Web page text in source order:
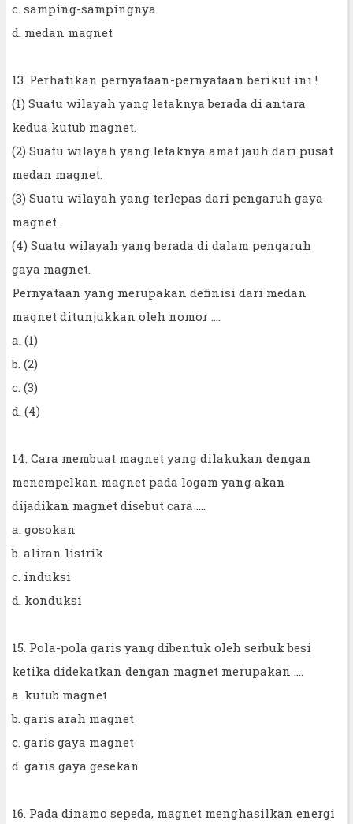
c. samping-sampingnya
d. medan magnet
13. Perhatikan pernyataan-pernyataan berikut ini !
(1) Suatu wilayah yang letaknya berada di antara
kedua kutub magnet.
(2) Suatu wilayah yang letaknya amat jauh dari pusat
medan magnet.
(3) Suatu wilayah yang terlepas dari pengaruh gaya
magnet.
(4) Suatu wilayah yang berada di dalam pengaruh
gaya magnet.
Pernyataan yang merupakan definisi dari medan
magnet ditunjukkan oleh nomor ....
a. (1)
b. (2)
c. (3)
d. (4)
14. Cara membuat magnet yang dilakukan dengan
menempelkan magnet pada logam yang akan
dijadikan magnet disebut cara ....
a. gosokan
b. aliran listrik
c. induksi
d. konduksi
15. Pola-pola garis yang dibentuk oleh serbuk besi
ketika didekatkan dengan magnet merupakan ....
a. kutub magnet
b. garis arah magnet
c. garis gaya magnet
d. garis gaya gesekan
16. Pada dinamo sepeda, magnet menghasilkan energi